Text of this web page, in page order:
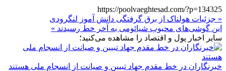
https://poolvaeghtesad.com/?p=134325
« جزئیات هولناک از برق گرفتگی دانش آموز لنگرودی
این گوشی‌های محبوب شیائومی به آخر خط رسیدند »
سایر اخبار پول و اقتصاد را مشاهده می‌کنید؛
خبرنگاران در خط مقدم جهاد تبیین و صیانت از انسجام ملی هستند